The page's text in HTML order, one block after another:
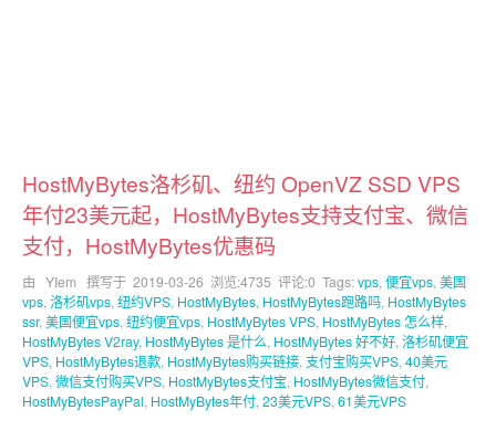
HostMyBytes洛杉矶、纽约 OpenVZ SSD VPS
年付23美元起，HostMyBytes支持支付宝、微信
支付，HostMyBytes优惠码
由 YIem 撰写于 2019-03-26 浏览:4735 评论:0 Tags:vps, 便宜vps, 美国
vps, 洛杉矶vps, 纽约VPS, HostMyBytes, HostMyBytes跑路吗, HostMyBytes
ssr, 美国便宜vps, 纽约便宜vps, HostMyBytes VPS, HostMyBytes 怎么样,
HostMyBytes V2ray, HostMyBytes 是什么, HostMyBytes 好不好, 洛杉矶便宜
VPS, HostMyBytes退款, HostMyBytes购买链接, 支付宝购买VPS, 40美元
VPS, 微信支付购买VPS, HostMyBytes支付宝, HostMyBytes微信支付,
HostMyBytesPayPal, HostMyBytes年付, 23美元VPS, 61美元VPS